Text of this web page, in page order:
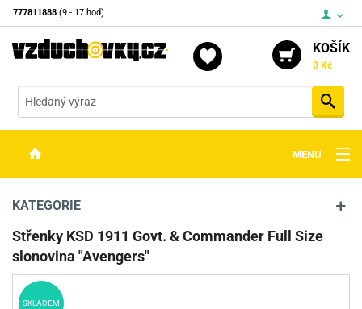
777811888 (9 - 17 hod)
KOŠÍK
0 Kč
MENU
OPTIKA
STŘELIVO
PŘÍSLUŠENSTVÍ
KATEGORIE
Střenky KSD 1911 Govt. & Commander Full Size
slonovina "Avengers"
SKLADEM